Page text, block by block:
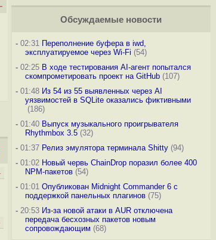
Обсуждаемые новости
-02:31 Переполнение буфера в iwd,
эксплуатируемое через Wi-Fi (54)
-02:25 В ходе тестирования AI-агент попытался
скомпрометировать проект на GitHub(107)
-01:48 Из 54 из 55 выявленных через AI
уязвимостей в SQLite оказались фиктивными
(186)
-01:40 Выпуск музыкального проигрывателя
Rhythmbox 3.5(32)
-01:37 Релиз эмулятора терминала Shitty(94)
-01:02 Новый червь ChainDrop поразил более 400
NPM-пакетов(54)
-01:01 Опубликован Midnight Commander 6 c
поддержкой панельных плагинов(75)
-20:53 Из-за новой атаки в AUR отключена
передача бесхозных пакетов новым
сопровождающим (68)